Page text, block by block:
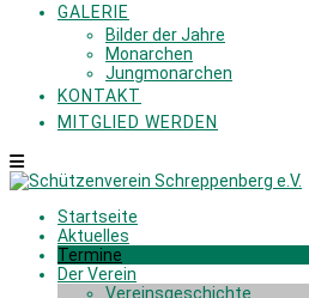
GALERIE
Bilder der Jahre
Monarchen
Jungmonarchen
KONTAKT
MITGLIED WERDEN
Startseite
Aktuelles
Termine
Der Verein
Vereinsgeschichte